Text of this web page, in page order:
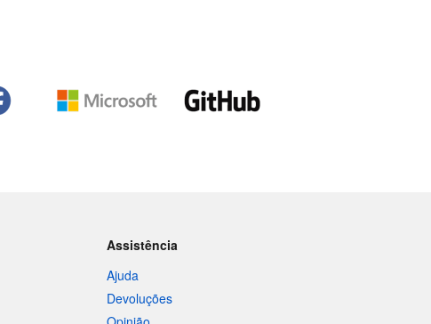
Assistência
Ajuda
Devoluções